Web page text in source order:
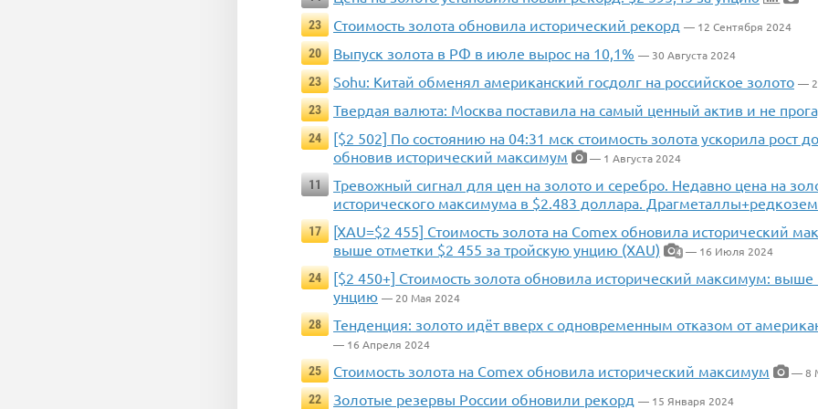
23
Стоимость золота обновила исторический рекорд — 12 Сентября 2024
20
Выпуск золота в РФ в июле вырос на 10,1% — 30 Августа 2024
23
Sohu: Китай обменял американский госдолг на российское золото —
23
Твердая валюта: Москва поставила на самый ценный актив и не
24
[$2 502] По состоянию на 04:31 мск стоимость золота ускорила рост
обновив исторический максимум
— 1 Августа 2024
11
Тревожный сигнал для цен на золото и серебро. Недавно цена на
исторического максимума в $2.483 доллара.
17
[XAU=$2 455] Стоимость золота на Comex обновила исторический
выше отметки $2 455 за тройскую унцию (XAU)
4 — 16 Июля 2024
24
[$2 450+] Стоимость золота обновила исторический максимум: выше
унцию — 20 Мая 2024
28
Тенденция: золото идёт вверх с одновременным отказом от
— 16 Апреля 2024
25
Стоимость золота на Comex обновила исторический максимум
— 8
22
Золотые резервы России обновили рекорд — 15 Января 2024